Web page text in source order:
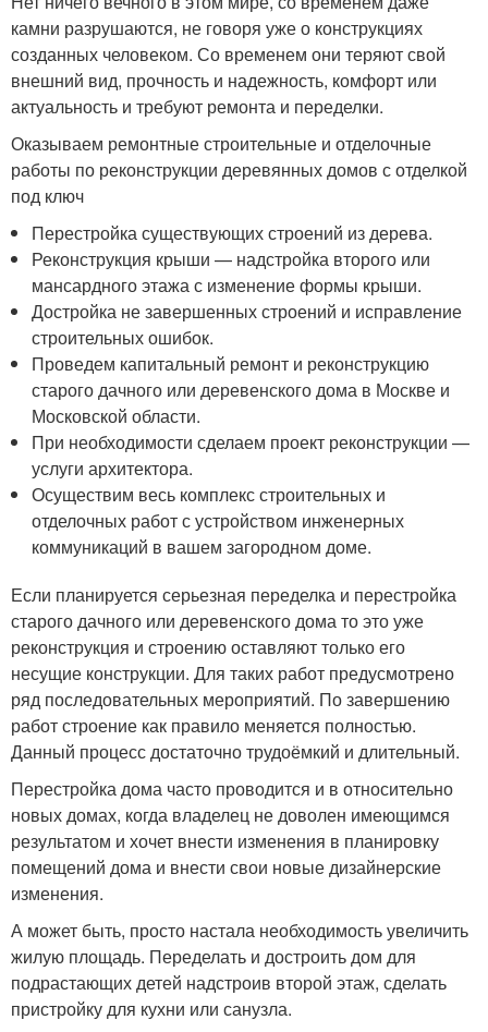
камни разрушаются, не говоря уже о конструкциях
созданных человеком. Со временем они теряют свой
внешний вид, прочность и надежность, комфорт или
актуальность и требуют ремонта и переделки.
Оказываем ремонтные строительные и отделочные
работы по реконструкции деревянных домов с отделкой
под ключ
Перестройка существующих строений из дерева.
Реконструкция крыши — надстройка второго или
мансардного этажа с изменение формы крыши.
Достройка не завершенных строений и исправление
строительных ошибок.
Проведем капитальный ремонт и реконструкцию
старого дачного или деревенского дома в Москве и
Московской области.
При необходимости сделаем проект реконструкции —
услуги архитектора.
Осуществим весь комплекс строительных и
отделочных работ с устройством инженерных
коммуникаций в вашем загородном доме.
Если планируется серьезная переделка и перестройка
старого дачного или деревенского дома то это уже
реконструкция и строению оставляют только его
несущие конструкции. Для таких работ предусмотрено
ряд последовательных мероприятий. По завершению
работ строение как правило меняется полностью.
Данный процесс достаточно трудоёмкий и длительный.
Перестройка дома часто проводится и в относительно
новых домах, когда владелец не доволен имеющимся
результатом и хочет внести изменения в планировку
помещений дома и внести свои новые дизайнерские
изменения.
А может быть, просто настала необходимость увеличить
жилую площадь. Переделать и достроить дом для
подрастающих детей надстроив второй этаж, сделать
пристройку для кухни или санузла.